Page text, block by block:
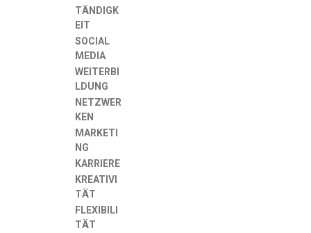
TÄNDIGK
EIT
SOCIAL
MEDIA
WEITERBI
LDUNG
NETZWER
KEN
MARKETI
NG
KARRIERE
KREATIVI
TÄT
FLEXIBILI
TÄT